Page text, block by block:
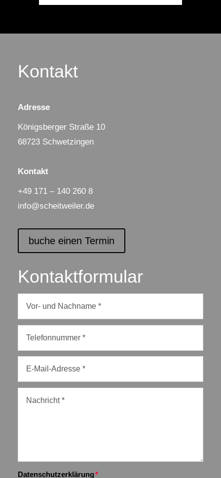
Kontakt
Adresse
Königsberger Straße 10
68723 Schwetzingen
Kontakt
+49 171 – 140 260 8
info@scheitweiler.de
buche einen Termin
Kontaktformular
Datenschutzerklärung